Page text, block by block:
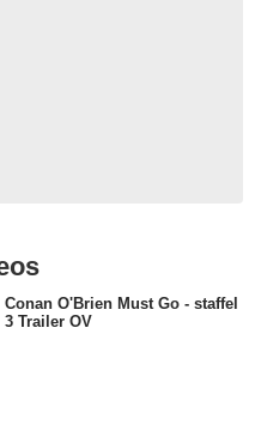
Conan O'Brien Must Go - staffel
3 Trailer OV